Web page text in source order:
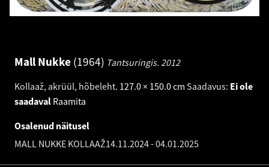
Mall Nukke 1964 Tantsuringis. 2012
Kollaaž, akrüül, hõbeleht. 127.0 × 150.0 cm Saadavus: Ei ole
saadaval Raamita
Osalenud näitusel
MALL NUKKE KOLLAAŽ14.11.2024-04.01.2025